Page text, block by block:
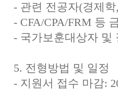
- 관련 전공자(경제
- CFA/CPA/FRM 등
- 국가보훈대상자 및
5. 전형방법 및 일정
- 지원서 접수 마감: